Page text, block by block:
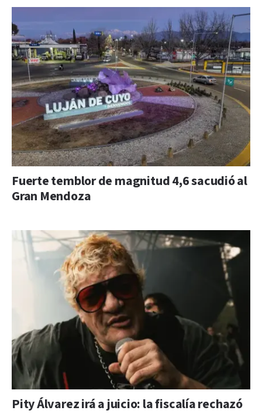
Fuerte temblor de magnitud 4,6 sacudió al
Gran Mendoza
Pity Álvarez irá a juicio: la fiscalía rechazó